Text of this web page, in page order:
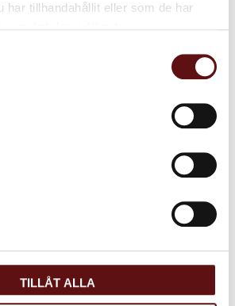
har tillhandahållit eller som de har
TILLÅT ALLA
te, Umeå kaffe och choklad
Lägg till i favoriter
du